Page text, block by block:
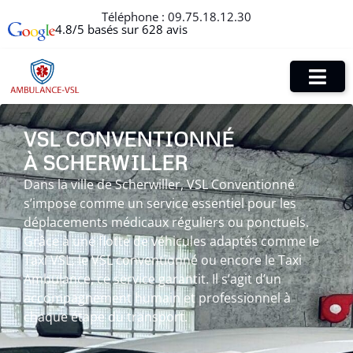
Téléphone : 09.75.18.12.30
4.8/5 basés sur 628 avis
VSL CONVENTIONNÉ
À SCHERWILLER
Dans la ville de Scherwiller, VSL Conventionné
s’impose comme un service essentiel pour les
déplacements médicaux réguliers ou ponctuels.
Grâce à une flotte de véhicules adaptés comme le
Taxi VSL, le VSL conventionné ou encore le Taxi
Ambulance, ce service garantit. Il s’agit d’un
accompagnement humain et professionnel à
chaque étape du transport.